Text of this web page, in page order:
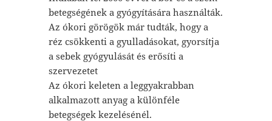
betegségének a gyógyítására használták.
Az ókori görögök már tudták, hogy a
réz csökkenti a gyulladásokat, gyorsítja
a sebek gyógyulását és erősíti a
szervezetet
Az ókori keleten a leggyakrabban
alkalmazott anyag a különféle
betegségek kezelésénél.